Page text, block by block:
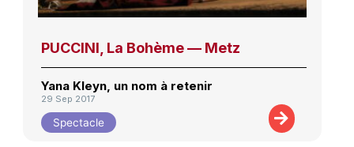
PUCCINI, La Bohème — Metz
Yana Kleyn, un nom à retenir
29 Sep 2017
Spectacle